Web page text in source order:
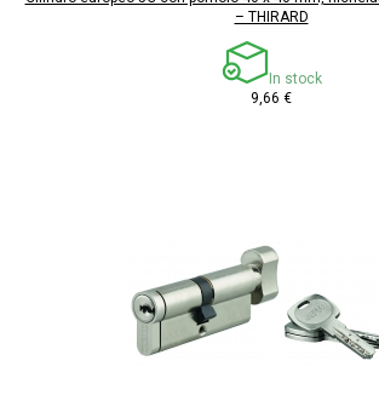
– THIRARD
In stock
9,66 €